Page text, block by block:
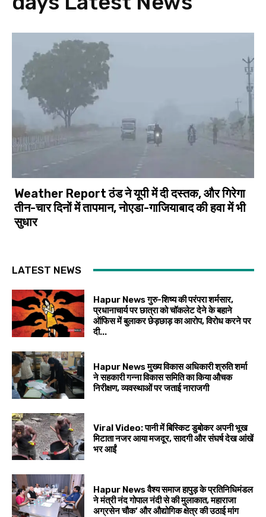
Weather Report ठंड ने यूपी में दी दस्तक, और गिरेगा
तीन-चार दिनों में तापमान, नोएडा-गाजियाबाद की हवा में भी
सुधार
LATEST NEWS
Hapur News गुरु-शिष्य की परंपरा शर्मसार,
प्रधानाचार्य पर छात्रा को चॉकलेट देने के बहाने
ऑफिस में बुलाकर छेड़छाड़ का आरोप, विरोध करने पर
दी...
Hapur News मुख्य विकास अधिकारी श्रुति शर्मा
ने सहकारी गन्ना विकास समिति का किया औचक
निरीक्षण, व्यवस्थाओं पर जताई नाराजगी
Viral Video: पानी में बिस्किट डुबोकर अपनी भूख
मिटाता नजर आया मजदूर, सादगी और संघर्ष देख आंखें
भर आईं
Hapur News वैश्य समाज हापुड़ के प्रतिनिधिमंडल
ने मंत्री नंद गोपाल नंदी से की मुलाकात, महाराजा
अग्रसेन चौक’ और औद्योगिक क्षेत्र की उठाई मांग